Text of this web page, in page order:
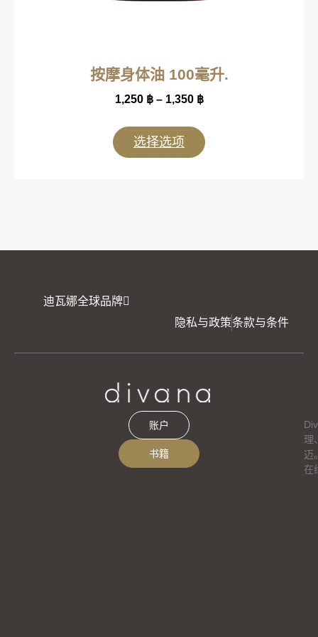
按摩身体油 100毫升.
1,250 ฿ – 1,350 ฿
选择选项
迪瓦娜全球品牌
隐私与政策条款与条件
账户
书籍
理
迈
在